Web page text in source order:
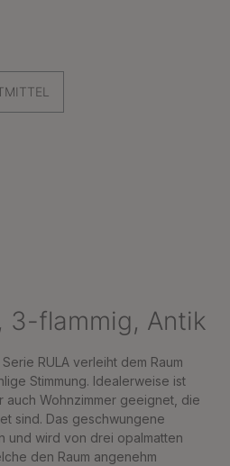
3-flammig, Antik
RULA verleiht dem Raum
Stimmung. Idealerweise ist
auch Wohnzimmer geeignet, die
sind. Das geschwungene
und wird von drei opalmatten
den Raum angenehm